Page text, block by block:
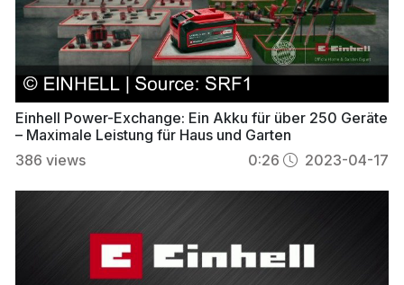
Einhell Power-Exchange: Ein Akku für über 250 Geräte
– Maximale Leistung für Haus und Garten
386 views 0:26 2023-04-17